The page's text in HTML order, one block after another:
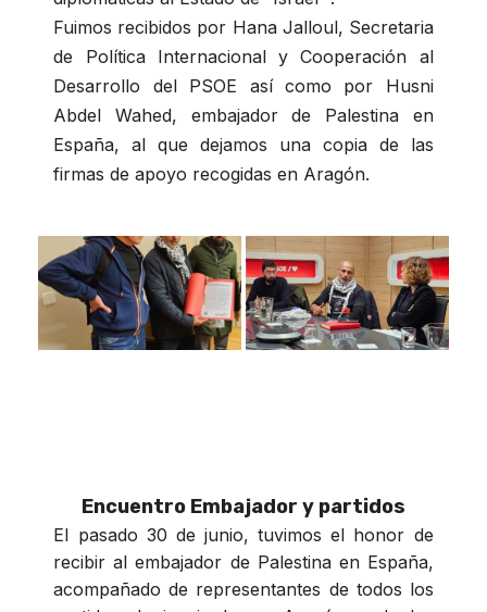
Fuimos recibidos por Hana Jalloul, Secretaria
de Política Internacional y Cooperación al
Desarrollo del PSOE así como por Husni
Abdel Wahed, embajador de Palestina en
España, al que dejamos una copia de las
firmas de apoyo recogidas en Aragón.
Encuentro Embajador y partidos
El pasado 30 de junio, tuvimos el honor de
recibir al embajador de Palestina en España,
acompañado de representantes de todos los